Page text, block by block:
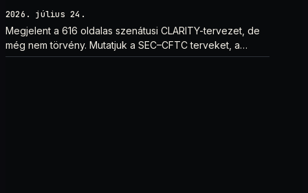
2026. július 24.
Megjelent a 616 oldalas szenátusi CLARITY-tervezet, de
még nem törvény. Mutatjuk a SEC–CFTC terveket, a
vitákat és a következő lépéseket.